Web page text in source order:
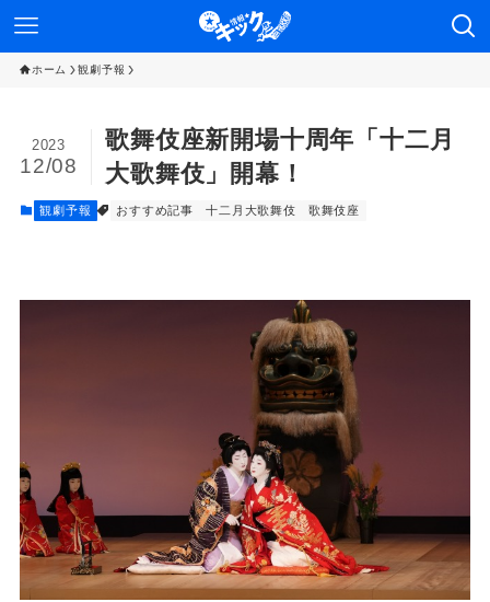
ホーム 観劇予報
歌舞伎座新開場十周年「十二月
大歌舞伎」開幕！
2023
12/08
観劇予報 おすすめ記事 十二月大歌舞伎 歌舞伎座